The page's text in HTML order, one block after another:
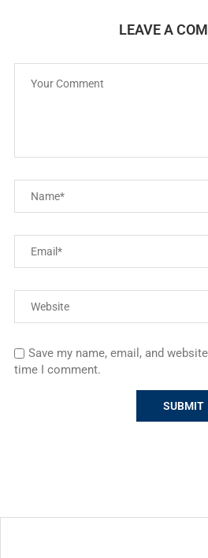
LEAVE A
Save my name, email, and
time I comment.